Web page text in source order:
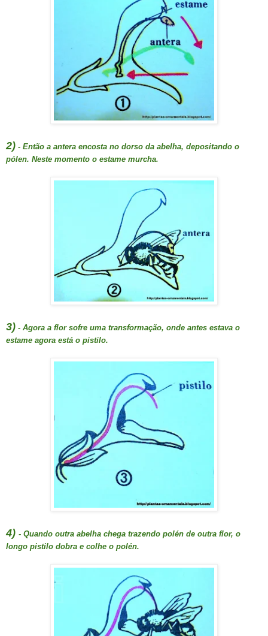
2) - Então a antera encosta no dorso da abelha, depositando o
pólen. Neste momento o estame murcha.
3) - Agora a flor sofre uma transformação, onde antes estava o
estame agora está o pistilo.
4) - Quando outra abelha chega trazendo polén de outra flor, o
longo pistilo dobra e colhe o polén.